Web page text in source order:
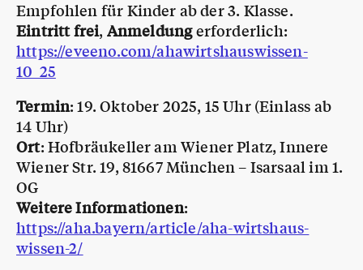
Empfohlen für Kinder ab der 3. Klasse.
Eintritt frei, Anmeldungerforderlich:
https://eveeno.com/ahawirtshauswissen-
10_25
Termin: 19. Oktober 2025, 15 Uhr (Einlass ab
14 Uhr)
Ort: Hofbräukeller am Wiener Platz, Innere
Wiener Str. 19, 81667 München – Isarsaal im 1.
OG
Weitere Informationen:
https://aha.bayern/article/aha-wirtshaus-
wissen-2/